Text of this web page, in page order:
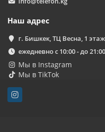
Наш адрес
г. Бишкек, ТЦ Весна, 1
ежедневно с 10:00 - до 21:00
Мы в Instagram
Мы в TikTok